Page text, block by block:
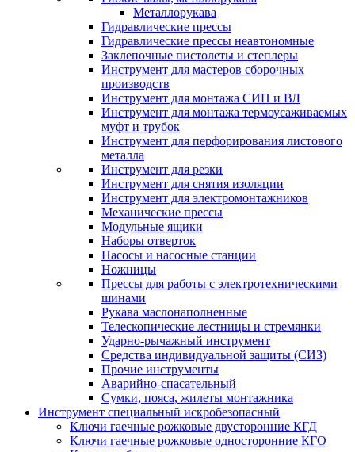
Металлорукава
Гидравлические прессы
Гидравлические прессы неавтономные
Заклепочные пистолеты и степлеры
Инструмент для мастеров сборочных
производств
Инструмент для монтажа СИП и ВЛ
Инструмент для монтажа термоусаживаемых
муфт и трубок
Инструмент для перфорирования листового
металла
Инструмент для резки
Инструмент для снятия изоляции
Инструмент для электромонтажников
Механические прессы
Модульные ящики
Наборы отверток
Насосы и насосные станции
Ножницы
Прессы для работы с электротехническими
шинами
Рукава маслонаполненные
Телескопические лестницы и стремянки
Ударно-рычажный инструмент
Средства индивидуальной защиты (СИЗ)
Прочие инструменты
Аварийно-спасательный
Сумки, пояса, жилеты монтажника
Инструмент специальный искробезопасный
Ключи гаечные рожковые двусторонние КГД
Ключи гаечные рожковые односторонние КГО